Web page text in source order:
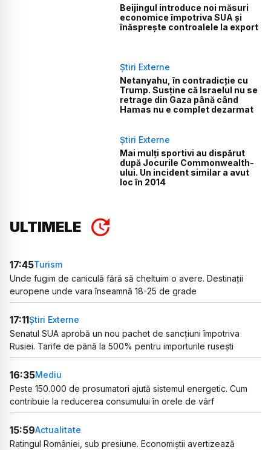
Beijingul introduce noi măsuri
economice împotriva SUA și
înăsprește controalele la export
Știri Externe
Netanyahu, în contradicție cu
Trump. Susține că Israelul nu se
retrage din Gaza până când
Hamas nu e complet dezarmat
Știri Externe
Mai mulți sportivi au dispărut
după Jocurile Commonwealth-
ului. Un incident similar a avut
loc în 2014
ULTIMELE
17:45Turism
Unde fugim de caniculă fără să cheltuim o avere. Destinații
europene unde vara înseamnă 18-25 de grade
17:11Știri Externe
Senatul SUA aprobă un nou pachet de sancțiuni împotriva
Rusiei. Tarife de până la 500% pentru importurile rusești
16:35Mediu
Peste 150.000 de prosumatori ajută sistemul energetic. Cum
contribuie la reducerea consumului în orele de vârf
15:59Actualitate
Ratingul României, sub presiune. Economiștii avertizează